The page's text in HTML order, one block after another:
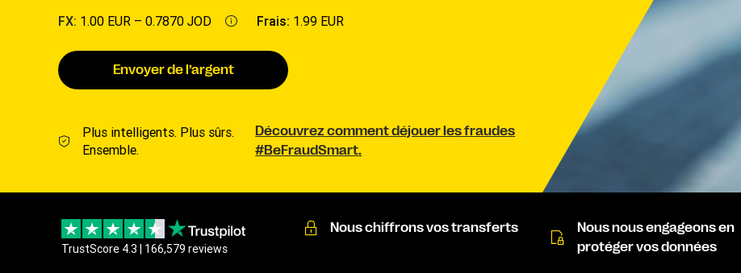
FX: 1.00 EUR – 0.7870 JOD Frais: 1.99 EUR
Envoyer de l’argent
Plus intelligents. Plus sûrs.
Ensemble.
Découvrez comment déjouer les fraudes
#BeFraudSmart.
TrustScore 4.3 | 166,579 reviews
Nous chiffrons vos transferts
Nous nous engageons en
protéger vos données